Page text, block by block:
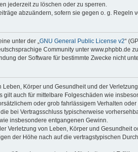
jederzeit zu löschen oder zu sperren.
abzuändern, sofern sie gegen o. g.
unter der „GNU General Public License v2“
Community unter www.phpbb.de
der Software für bestimmte Zwecke nicht
Leben, Körper und Gesundheit und der
auch für mittelbare Folgeschäden wie
oder grob fahrlässigem Verhalten
bei Vertragsschluss typischerweise
insbesondere entgangenen Gewinn.
Verletzung von Leben, Körper und
der Höhe nach auf die vertragstypischen